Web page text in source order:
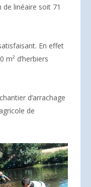
linéaire soit 71
En effet
d’herbiers
d’arrachage
de